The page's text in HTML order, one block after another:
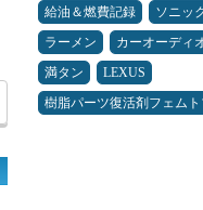
給油＆燃費記録
ソニッ
ラーメン
カーオーディ
満タン
LEXUS
樹脂パーツ復活剤フェムト